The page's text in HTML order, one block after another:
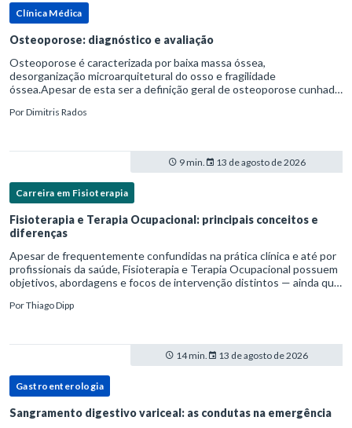
Clínica Médica
Osteoporose: diagnóstico e avaliação
Osteoporose é caracterizada por baixa massa óssea,
desorganização microarquitetural do osso e fragilidade
óssea.Apesar de esta ser a definição geral de osteoporose cunhada
patofisiológico, e não c
PorDimitris Rados
9 min. 13 de agosto de 2026
Carreira em Fisioterapia
Fisioterapia e Terapia Ocupacional: principais conceitos e
diferenças
Apesar de frequentemente confundidas na prática clínica e até por
profissionais da saúde, Fisioterapia e Terapia Ocupacional possuem
objetivos, abordagens e focos de intervenção distintos — ainda que
PorThiago Dipp
14 min. 13 de agosto de 2026
Gastroenterologia
Sangramento digestivo variceal: as condutas na emergência